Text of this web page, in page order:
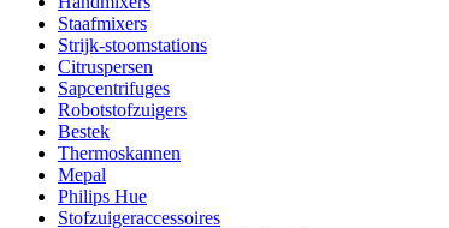
Staafmixers
Strijk-stoomstations
Citruspersen
Sapcentrifuges
Robotstofzuigers
Bestek
Thermoskannen
Mepal
Philips Hue
Stofzuigeraccessoires